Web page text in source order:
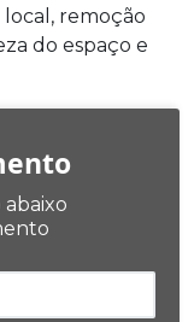
remoção
do espaço e